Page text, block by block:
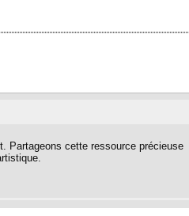
Partageons cette ressource précieuse